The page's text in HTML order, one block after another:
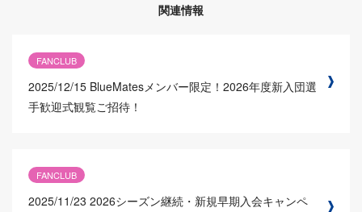
関連情報
FANCLUB
2025/12/15 BlueMatesメンバー限定！2026年度新入団選
手歓迎式観覧ご招待！
FANCLUB
2025/11/23 2026シーズン継続・新規早期入会キャンペ